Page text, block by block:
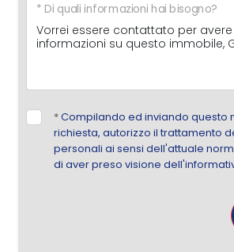
* Di quali informazioni hai bisogno?
*Compilando ed inviando questo
richiesta, autorizzo il trattamento
personali ai sensi dell'attuale
di aver preso visione